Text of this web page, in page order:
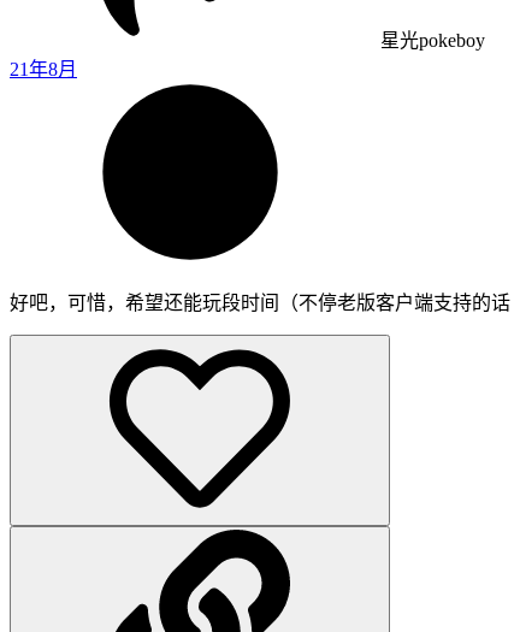
星光pokeboy
21年8月
好吧，可惜，希望还能玩段时间（不停老版客户端支持的话